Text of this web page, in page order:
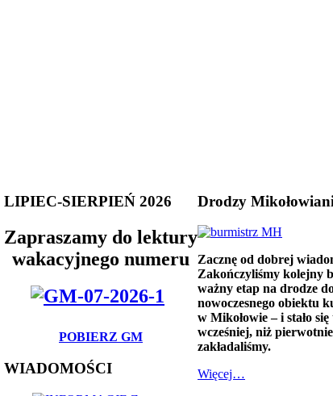
LIPIEC-SIERPIEŃ 2026
Zapraszamy do lektury
wakacyjnego numeru
POBIERZ GM
WIADOMOŚCI
Drodzy
Zacznę od dobrej
Zakończyliśmy kolejny
ważny etap na drodze
nowoczesnego obiektu
w Mikołowie – i stało się
wcześniej, niż pierwotnie
zakładaliśmy.
Więcej…